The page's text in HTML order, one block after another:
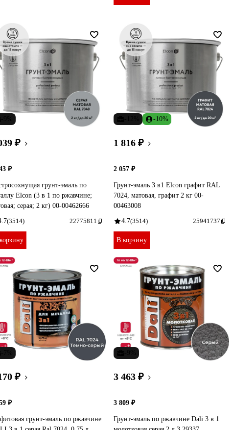
₽
₽
грунт-эмаль по
Elcon (3 в 1 по ржавчине;
серая; 2 кг) 00-00462666
(3514) 22775811
-10%
1 816 ₽
2 057 ₽
Грунт-эмаль 3 в1 Elcon графит RAL
7024, матовая, графит 2 кг 00-
00463008
4.7(3514) 25941737
В корзину
₽
₽
грунт-эмаль по ржавчине
3 463 ₽
3 809 ₽
Грунт-эмаль по ржавчине Dali 3 в 1